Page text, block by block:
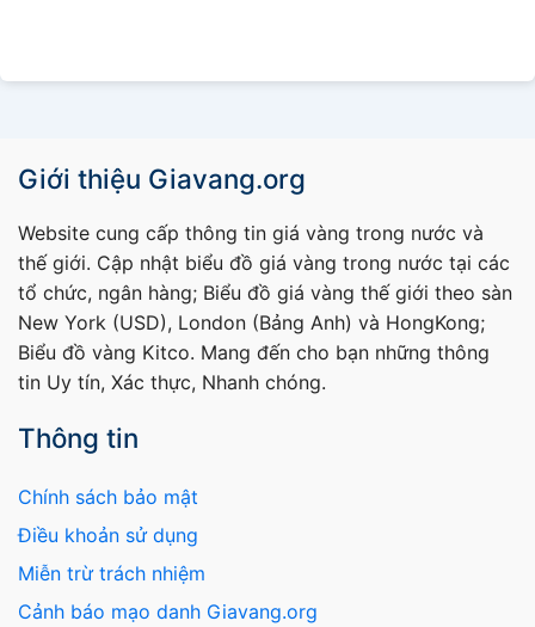
Giới thiệu Giavang.org
Website cung cấp thông tin giá vàng trong nước và
thế giới. Cập nhật biểu đồ giá vàng trong nước tại các
tổ chức, ngân hàng; Biểu đồ giá vàng thế giới theo sàn
New York (USD), London (Bảng Anh) và HongKong;
Biểu đồ vàng Kitco. Mang đến cho bạn những thông
tin Uy tín, Xác thực, Nhanh chóng.
Thông tin
Chính sách bảo mật
Điều khoản sử dụng
Miễn trừ trách nhiệm
Cảnh báo mạo danh Giavang.org